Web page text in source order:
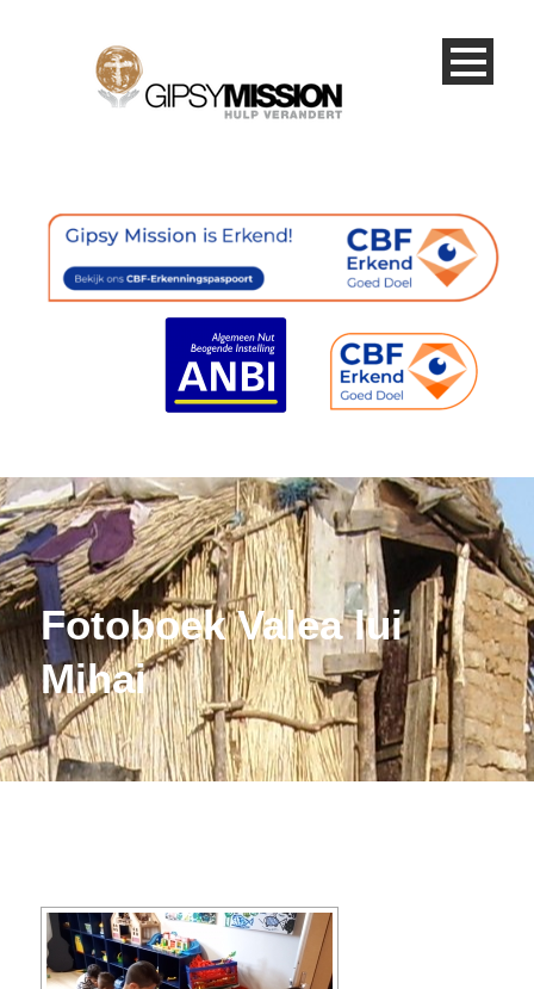
Fotoboek Valea lui
Mihai